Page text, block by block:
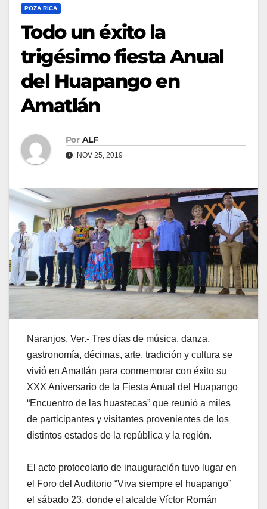
POZA RICA
Todo un éxito la
trigésimo fiesta Anual
del Huapango en
Amatlán
Por ALF
NOV 25, 2019
Naranjos, Ver.- Tres días de música, danza,
gastronomía, décimas, arte, tradición y cultura se
vivió en Amatlán para conmemorar con éxito su
XXX Aniversario de la Fiesta Anual del Huapango
“Encuentro de las huastecas” que reunió a miles
de participantes y visitantes provenientes de los
distintos estados de la república y la región.
El acto protocolario de inauguración tuvo lugar en
el Foro del Auditorio “Viva siempre el huapango”
el sábado 23, donde el alcalde Víctor Román